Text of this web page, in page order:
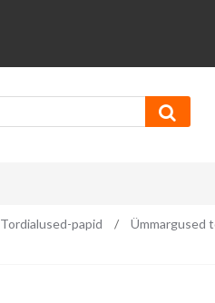
Tordialused-papid / Ümmargused